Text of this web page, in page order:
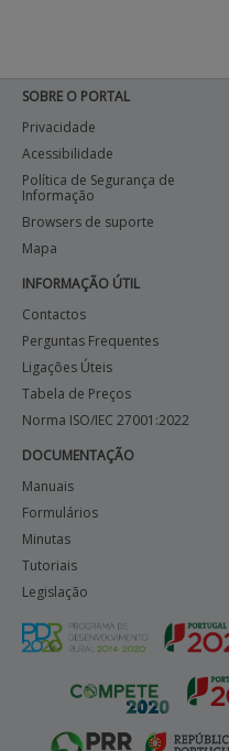
SOBRE O PORTAL
Privacidade
Acessibilidade
Política de Segurança de
Informação
Browsers de suporte
Mapa
INFORMAÇÃO ÚTIL
Contactos
Perguntas Frequentes
Ligações Úteis
Tabela de Preços
Norma ISO/IEC 27001:2022
DOCUMENTAÇÃO
Manuais
Formulários
Minutas
Tutoriais
Legislação